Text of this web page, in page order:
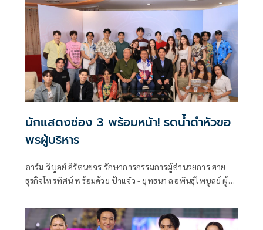
นักแสดงช่อง 3 พร้อมหน้า! รดน้ำดำหัวขอ
พรผู้บริหาร
อาร์ม-วิบูลย์ ลีรัตนขจร รักษาการกรรมการผู้อำนวยการ สาย
ธุรกิจโทรทัศน์ พร้อมด้วย ป้าแจ๋ว - ยุทธนา ลอพันธุ์ไพบูลย์ ผู้จัด
ไทย เข้ารดน้ำดำหัว ขอพรผู้บริหารที่เคารพนับถืออย่าง สมรักษ์
ณรงค์วิชัย รองกรรมการผู้อำนวยการ สำนักผลิตรายการ บริษัท